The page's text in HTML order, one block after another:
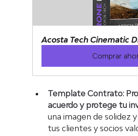
Acosta Tech Cinematic
Comprar
Template Contrato:
acuerdo y protege tu
una imagen de solidez
tus clientes y socios